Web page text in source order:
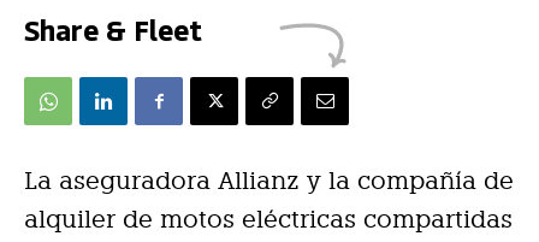
Share & Fleet
La aseguradora Allianz y la compañía de
alquiler de motos eléctricas compartidas